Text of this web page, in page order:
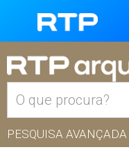
PESQUISA AVANÇADA